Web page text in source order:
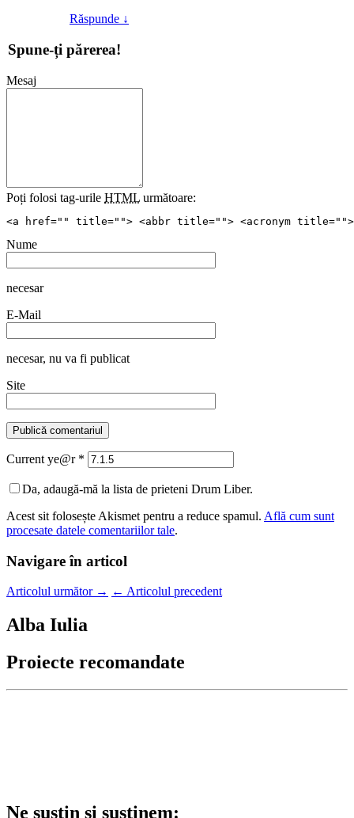
Răspunde ↓
Spune-ți părerea!
Mesaj
Poți folosi tag-urile HTML următoare:
<a href="" title=""> <abbr title=""> <acronym title="">
Nume
necesar
E-Mail
necesar, nu va fi publicat
Site
Current ye@r *
Da, adaugă-mă la lista de prieteni Drum Liber.
Acest sit folosește Akismet pentru a reduce spamul. Află cum sunt
procesate datele comentariilor tale.
Navigare în articol
Articolul următor → ← Articolul precedent
Alba Iulia
Proiecte recomandate
Ne susțin și susținem: